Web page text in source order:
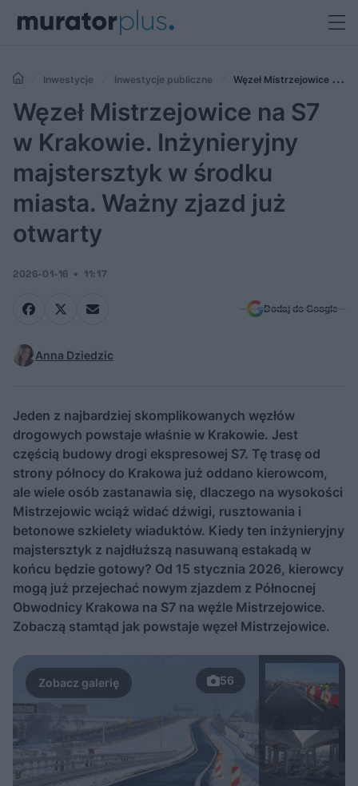
Inwestycje Inwestycje publiczne
Węzeł Mistrzejowice na
S7 w Krakowie. Inżynieryjny majstersztyk w środku miasta. Ważny
zjazd już otwarty
Węzeł Mistrzejowice na S7
w Krakowie. Inżynieryjny
majstersztyk w środku
miasta. Ważny zjazd już
otwarty
2026-01-16 11:17
Dodaj do Google
Anna Dziedzic
Jeden z najbardziej skomplikowanych węzłów
drogowych powstaje właśnie w Krakowie. Jest
częścią budowy drogi ekspresowej S7. Tę trasę od
strony północy do Krakowa już oddano kierowcom,
ale wiele osób zastanawia się, dlaczego na wysokości
Mistrzejowic wciąż widać dźwigi, rusztowania i
betonowe szkielety wiaduktów. Kiedy ten inżynieryjny
majstersztyk z najdłuższą nasuwaną estakadą w
końcu będzie gotowy? Od 15 stycznia 2026, kierowcy
mogą już przejechać nowym zjazdem z Północnej
Obwodnicy Krakowa na S7 na węźle Mistrzejowice.
Zobaczą stamtąd jak powstaje węzeł Mistrzejowice.
56